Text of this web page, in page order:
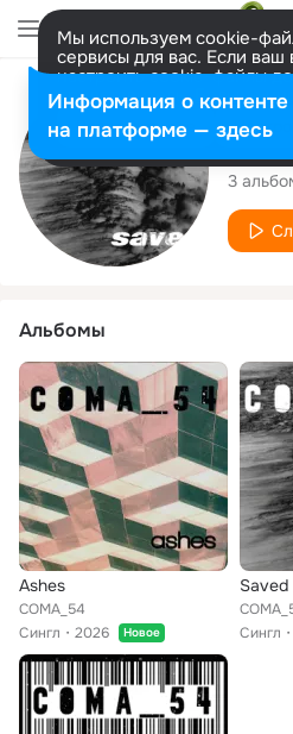
Мы используем cookie-
сервисы для вас. Если ваш
настроить cookie-файлы
представитель. Больше
Разрешить все
3
Альбомы
Ashes
COMA_54
Сингл
2026 Новое
Saved
Сингл
Информация о контенте
на платформе — здесь